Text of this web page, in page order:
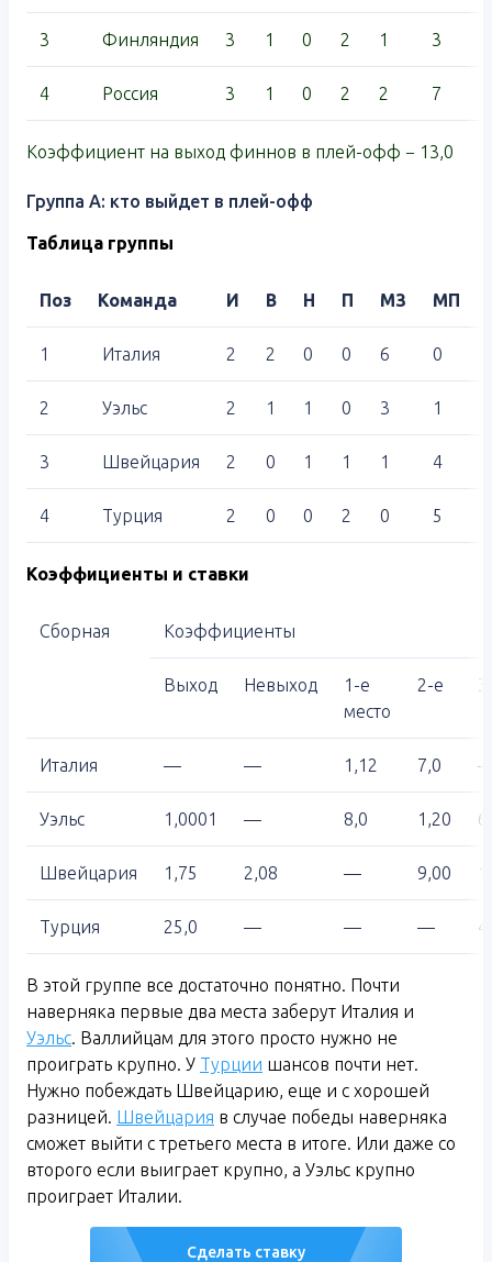
3 Финляндия 3 1 0 2 1 3
4 Россия 3 1 0 2 2 7
Коэффициент на выход финнов в плей-офф − 13,0
Группа A: кто выйдет в плей-офф
Таблица группы
Поз Команда И В Н П МЗ МП
1 Италия 2 2 0 0 6 0
2 Уэльс 2 1 1 0 3 1
3 Швейцария 2 0 1 1 1 4
4 Турция 2 0 0 2 0 5
Коэффициенты и ставки
Сборная Коэффициенты
Выход Невыход
1-е
место
2-е
Италия — — 1,12 7,0
Уэльс 1,0001 — 8,0 1,20
Швейцария 1,75 2,08 — 9,00
Турция 25,0 — — —
В этой группе все достаточно понятно. Почти
наверняка первые два места заберут Италия и
Уэльс. Валлийцам для этого просто нужно не
проиграть крупно. У Турции шансов почти нет.
Нужно побеждать Швейцарию, еще и с хорошей
разницей. Швейцария в случае победы наверняка
сможет выйти с третьего места в итоге. Или даже со
второго если выиграет крупно, а Уэльс крупно
проиграет Италии.
Сделать ставку